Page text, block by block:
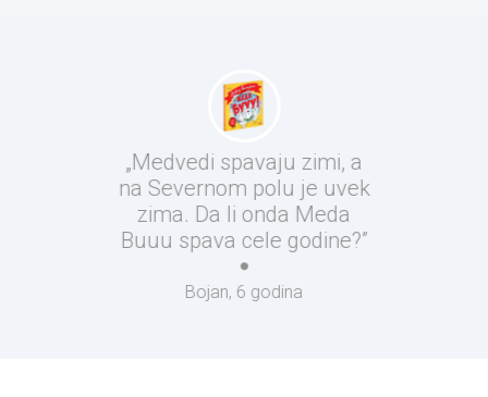
„Medvedi spavaju zimi, a
na Severnom polu je uvek
zima. Da li onda Meda
Buuu spava cele godine?”
Bojan, 6 godina